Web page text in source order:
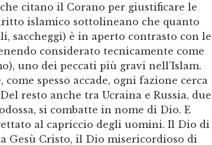
citano il Corano per giustificare le
islamico sottolineano che quanto
saccheggi) è in aperto contrasto con le
considerato tecnicamente come
uno dei peccati più gravi nell’Islam.
spesso accade, ogni fazione cerca
resto anche tra Ucraina e Russia, due
si combatte in nome di Dio. E
al capriccio degli uomini. Il Dio di
Gesù Cristo, il Dio misericordioso di